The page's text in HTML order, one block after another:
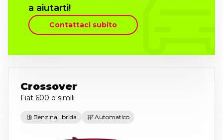
a aiutarti!
Contattaci subito
Crossover
Fiat 600 o simili
Benzina, Ibrida Automatico